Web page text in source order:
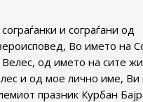
и сограѓани од
Во името на
од името на сите
и од мое лично име, Ви
празник Курбан